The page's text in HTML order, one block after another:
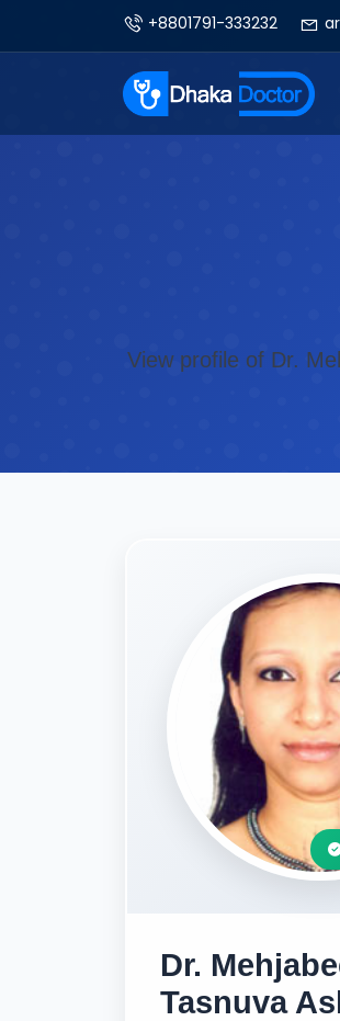
+8801791-333232
View profile of Dr.
Dr.
Tasnuva